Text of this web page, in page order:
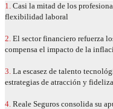
1. Casi la mitad de los
flexibilidad laboral
2. El sector financiero refuerza
compensa el impacto de la
3. La escasez de talento
estrategias de atracción y
4. Reale Seguros consolida su